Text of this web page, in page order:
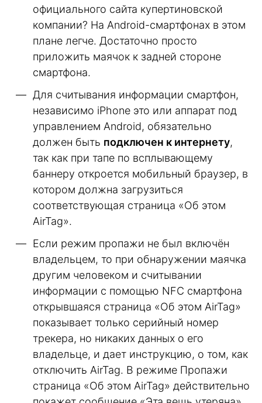
официального сайта купертиновской
компании? На Android-смартфонах в этом
плане легче. Достаточно просто
приложить маячок к задней стороне
смартфона.
Для считывания информации смартфон,
независимо iPhone это или аппарат под
управлением Android, обязательно
должен быть подключен к интернету,
так как при тапе по всплывающему
баннеру откроется мобильный браузер, в
котором должна загрузиться
соответствующая страница «Об этом
AirTag».
Если режим пропажи не был включён
владельцем, то при обнаружении маячка
другим человеком и считывании
информации с помощью NFC смартфона
открывшаяся страница «Об этом AirTag»
показывает только серийный номер
трекера, но никаких данных о его
владельце, и дает инструкцию, о том, как
отключить AirTag. В режиме Пропажи
страница «Об этом AirTag» действительно